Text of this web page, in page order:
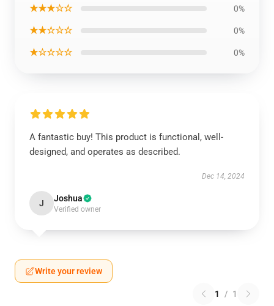
★★★☆☆ 0%
★★☆☆☆ 0%
★☆☆☆☆ 0%
A fantastic buy! This product is functional, well-
designed, and operates as described.
Dec 14, 2024
J Joshua
Verified owner
Write your review
1 / 1